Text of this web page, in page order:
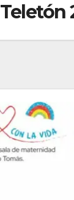
Teletón